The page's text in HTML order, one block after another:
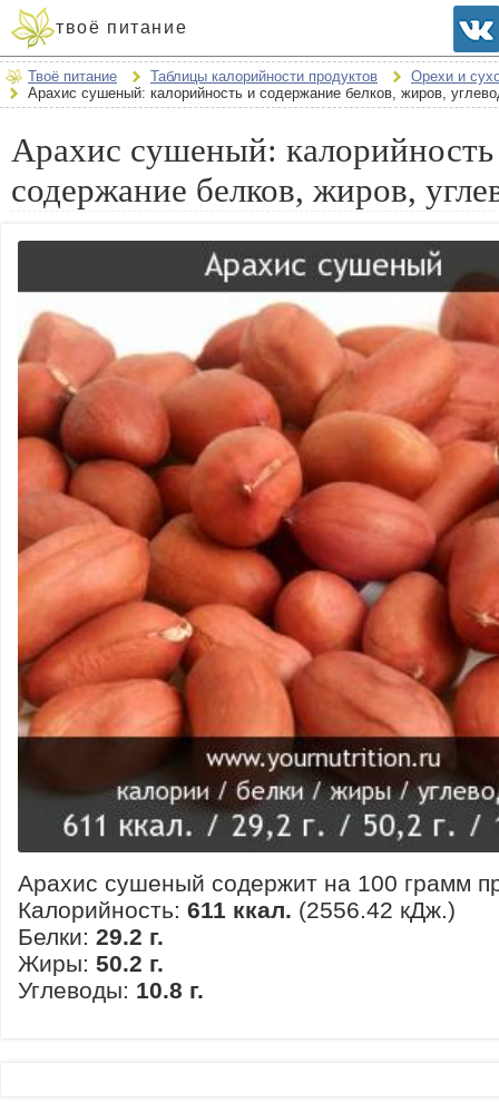
твоё питание
Твоё питание Таблицы калорийности продуктов
Орехи и
Арахис сушеный: калорийность и содержание белков, жиров,
Арахис сушеный:
содержание белков, жиров,
Арахис сушеный содержит на 100 грамм
Калорийность: 611 ккал. (2556.42 кДж.)
Белки: 29.2 г.
Жиры: 50.2 г.
Углеводы: 10.8 г.